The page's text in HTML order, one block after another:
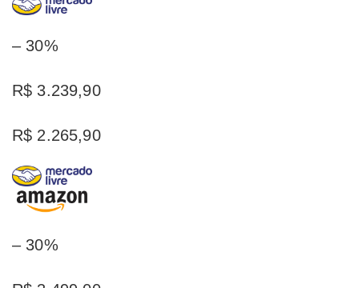
– 30%
R$ 3.239,90
R$ 2.265,90
– 30%